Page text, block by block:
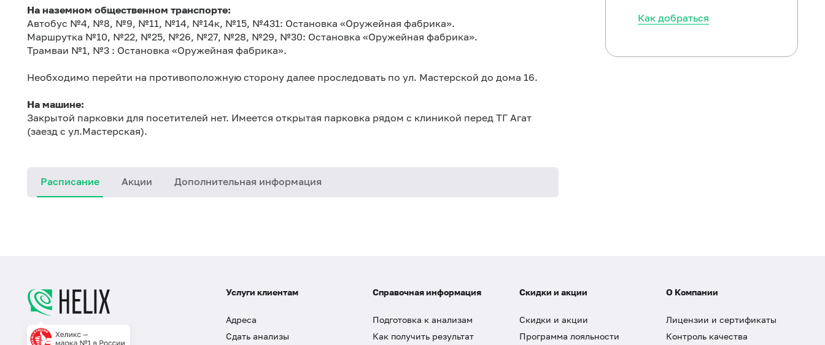
На наземном общественном транспорте:
Автобус №4, №8, №9, №11, №14, №14к, №15, №431: Остановка «Оружейная фабрика».
Маршрутка №10, №22, №25, №26, №27, №28, №29, №30: Остановка «Оружейная фабрика».
Трамваи №1, №3 : Остановка «Оружейная фабрика».
Необходимо перейти на противоположную сторону далее проследовать по ул. Мастерской до дома 16.
На машине:
Закрытой парковки для посетителей нет. Имеется открытая парковка рядом с клиникой перед ТГ Агат
(заезд с ул.Мастерская).
Расписание Акции Дополнительная информация
Как добраться
Услуги клиентам
Адреса
Сдать анализы
Справочная информация
Подготовка к анализам
Как получить результат
Скидки и акции
Скидки и акции
Программа лояльности
О Компании
Лицензии и сертификаты
Контроль качества